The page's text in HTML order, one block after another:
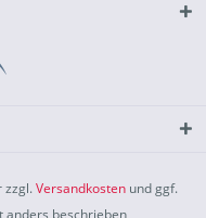
zzgl.Versandkosten und ggf.